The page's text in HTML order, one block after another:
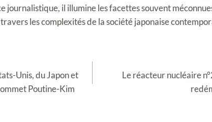
journalistique, il illumine les facettes souvent
les complexités de la société japonaise
Unis, du Japon et
Poutine-Kim
Le réacteur nucléaire